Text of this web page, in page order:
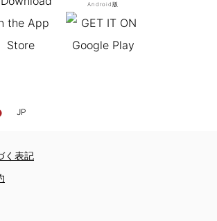
Android版
JP
く表記